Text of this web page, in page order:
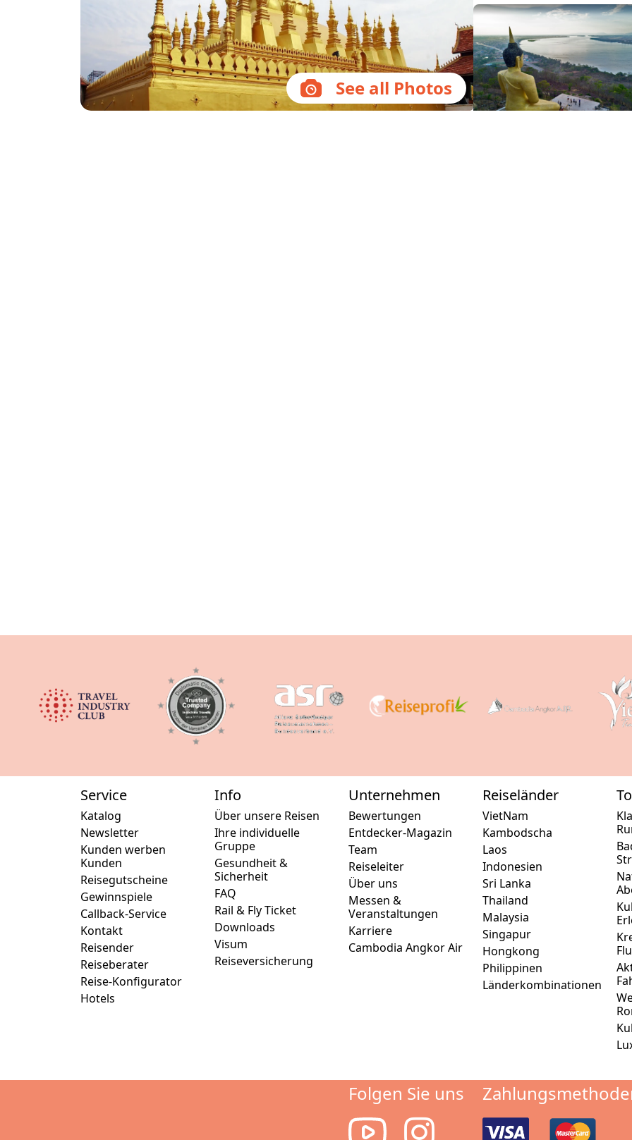
See all Photos
Service
Katalog
Newsletter
Kunden werben
Kunden
Reisegutscheine
Gewinnspiele
Callback-Service
Kontakt
Reisender
Reiseberater
Reise-Konfigurator
Hotels
Info
Über unsere Reisen
Ihre individuelle
Gruppe
Gesundheit &
Sicherheit
FAQ
Rail & Fly Ticket
Downloads
Visum
Reiseversicherung
Unternehmen
Bewertungen
Entdecker-Magazin
Team
Reiseleiter
Über uns
Messen &
Veranstaltungen
Karriere
Cambodia Angkor Air
Reiseländer
VietNam
Kambodscha
Laos
Indonesien
Sri Lanka
Thailand
Malaysia
Singapur
Hongkong
Philippinen
Länderkombinationen
Folgen Sie uns